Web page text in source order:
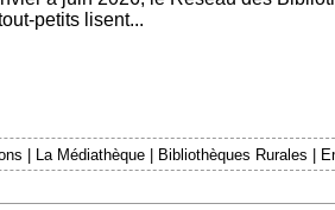
petits lisent...
La Médiathèque Bibliothèques Rurales